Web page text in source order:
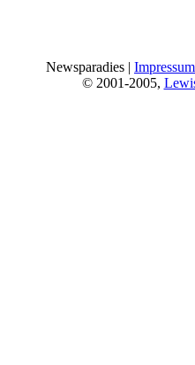
Newsparadies | Impressum
© 2001-2005,